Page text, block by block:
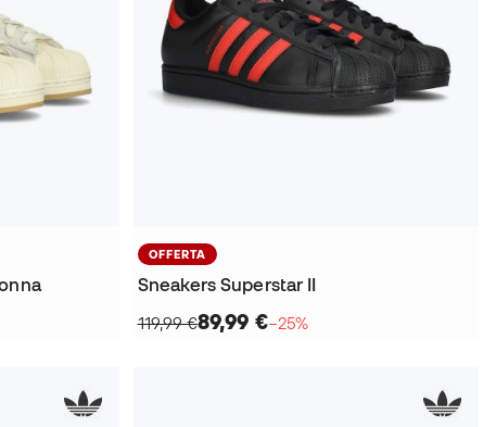
OFFERTA
Sneakers Superstar II
119,99 €89,99 €−25%